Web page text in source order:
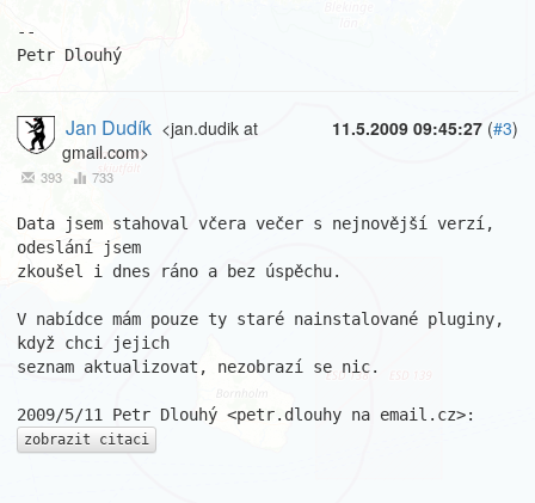
--
Petr Dlouhý
11.5.2009 09:45:27 (#3)
Jan Dudík <jan.dudik at
gmail.com>
393 733
Data jsem stahoval včera večer s nejnovější verzí,
odeslání jsem
zkoušel i dnes ráno a bez úspěchu.
V nabídce mám pouze ty staré nainstalované pluginy,
když chci jejich
seznam aktualizovat, nezobrazí se nic.
zobrazit citaci